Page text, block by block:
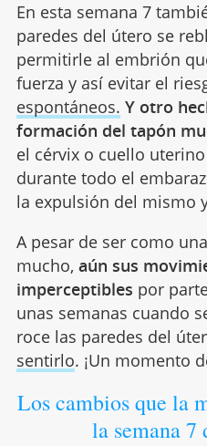
En esta semana 7
paredes del útero se
permitirle al embrión
fuerza y así evitar el
espontáneos. Y otro
formación del tapón
el cérvix o cuello
durante todo el
la expulsión del mismo
A pesar de ser como
mucho, aún sus
imperceptibles por
unas semanas cuando
roce las paredes del
sentirlo. ¡Un momento
Los cambios que la
la semana 7